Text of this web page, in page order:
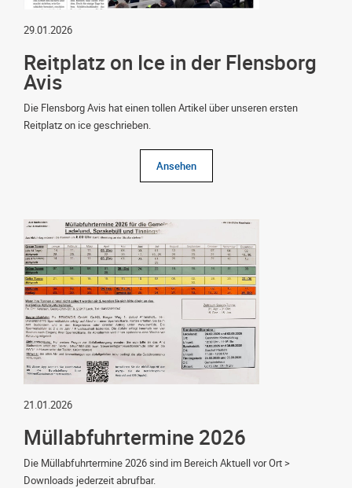
29.01.2026
Reitplatz on Ice in der Flensborg
Avis
Die Flensborg Avis hat einen tollen Artikel über unseren ersten
Reitplatz on ice geschrieben.
Ansehen
21.01.2026
Müllabfuhrtermine 2026
Die Müllabfuhrtermine 2026 sind im Bereich Aktuell vor Ort >
Downloads jederzeit abrufbar.